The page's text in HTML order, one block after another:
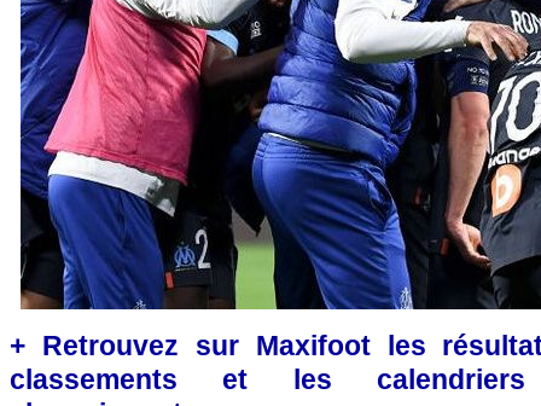
+ Retrouvez sur Maxifoot les
classements et les